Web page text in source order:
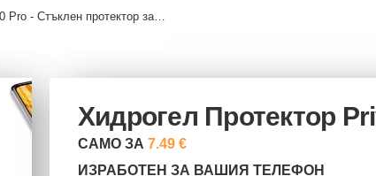
Хидрогел Протектор
САМО ЗА 7.49 €
ИЗРАБОТЕН ЗА ВАШИЯ ТЕЛЕФОН